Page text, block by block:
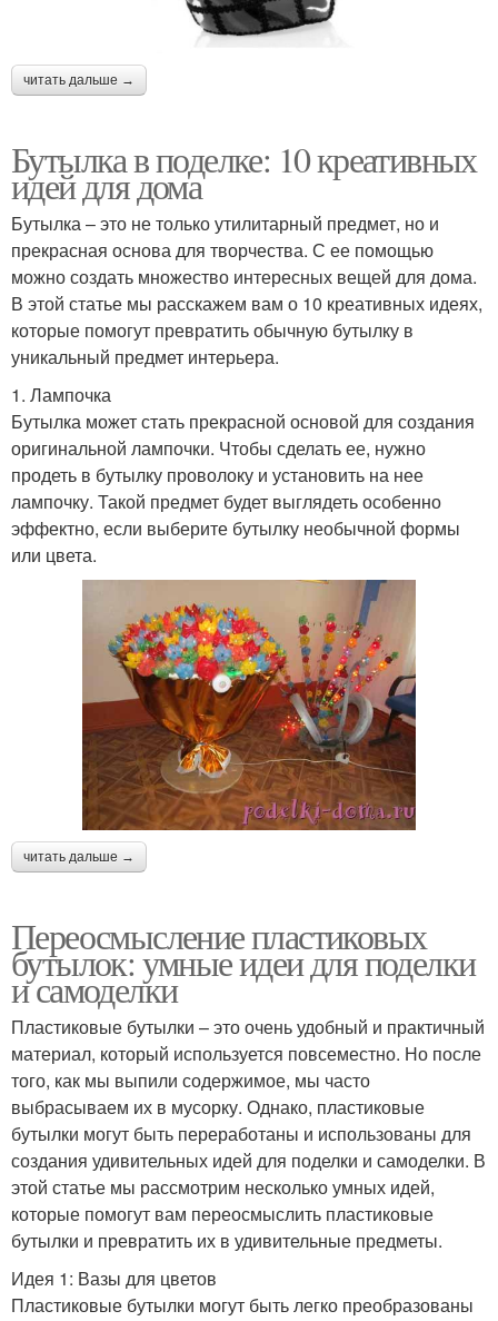
читать дальше →
Бутылка в поделке: 10 креативных
идей для дома
Бутылка – это не только утилитарный предмет, но и
прекрасная основа для творчества. С ее помощью
можно создать множество интересных вещей для дома.
В этой статье мы расскажем вам о 10 креативных идеях,
которые помогут превратить обычную бутылку в
уникальный предмет интерьера.
1. Лампочка
Бутылка может стать прекрасной основой для создания
оригинальной лампочки. Чтобы сделать ее, нужно
продеть в бутылку проволоку и установить на нее
лампочку. Такой предмет будет выглядеть особенно
эффектно, если выберите бутылку необычной формы
или цвета.
читать дальше →
Переосмысление пластиковых
бутылок: умные идеи для поделки
и самоделки
Пластиковые бутылки – это очень удобный и практичный
материал, который используется повсеместно. Но после
того, как мы выпили содержимое, мы часто
выбрасываем их в мусорку. Однако, пластиковые
бутылки могут быть переработаны и использованы для
создания удивительных идей для поделки и самоделки. В
этой статье мы рассмотрим несколько умных идей,
которые помогут вам переосмыслить пластиковые
бутылки и превратить их в удивительные предметы.
Идея 1: Вазы для цветов
Пластиковые бутылки могут быть легко преобразованы